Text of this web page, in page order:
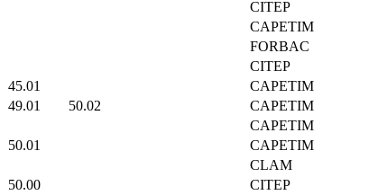
CITEP
CAPETIM
FORBAC
CITEP
45.01
CAPETIM
49.01 50.02
CAPETIM
CAPETIM
50.01
CAPETIM
CLAM
50.00
CITEP